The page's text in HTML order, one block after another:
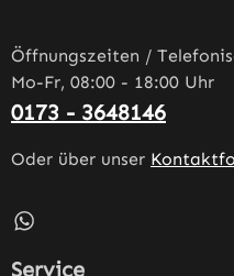
Öffnungszeiten /
Mo-Fr, 08:00 - 18:00 Uhr
0173 - 3648146
Oder über unser
Schreib uns auf
Service